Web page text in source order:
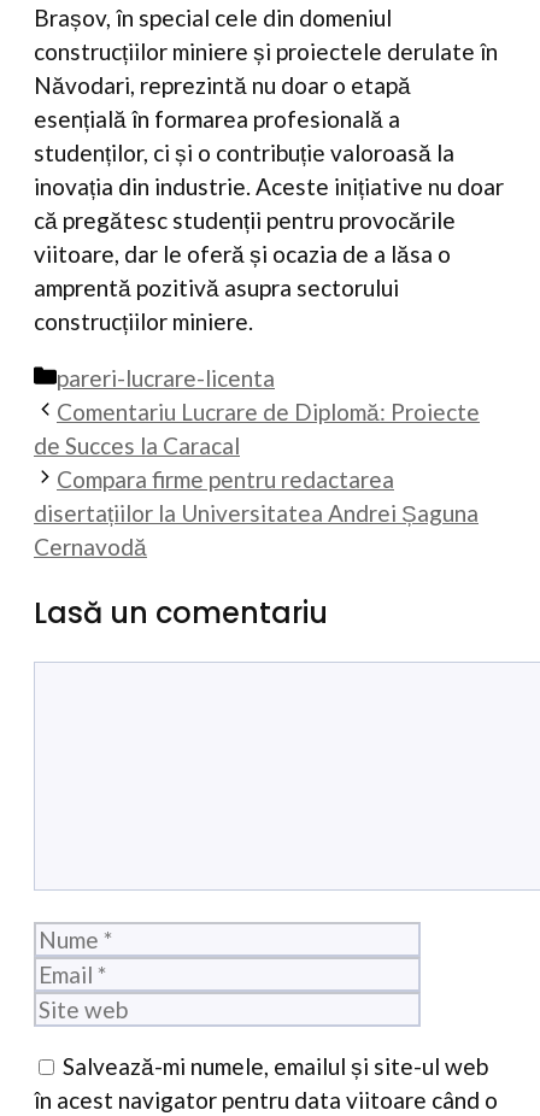
Brașov, în special cele din domeniul
construcțiilor miniere și proiectele derulate în
Năvodari, reprezintă nu doar o etapă
esențială în formarea profesională a
studenților, ci și o contribuție valoroasă la
inovația din industrie. Aceste inițiative nu doar
că pregătesc studenții pentru provocările
viitoare, dar le oferă și ocazia de a lăsa o
amprentă pozitivă asupra sectorului
construcțiilor miniere.
Categorii
pareri-lucrare-licenta
Comentariu Lucrare de Diplomă: Proiecte
de Succes la Caracal
Compara firme pentru redactarea
disertațiilor la Universitatea Andrei Șaguna
Cernavodă
Lasă un comentariu
Nume
Salvează-mi numele, emailul și site-ul web
în acest navigator pentru data viitoare când o